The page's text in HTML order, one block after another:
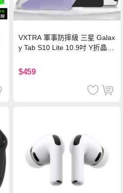
VXTRA 軍事防摔級 三星 Galax
y Tab S10 Lite 10.9吋 Y折晶透
$459